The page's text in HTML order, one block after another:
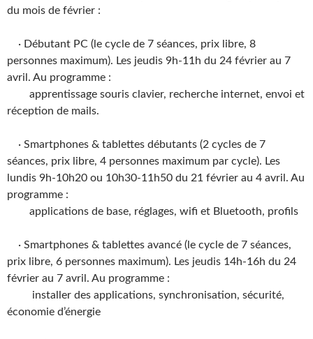
du mois de février :
· Débutant PC (le cycle de 7 séances, prix libre, 8
personnes maximum). Les jeudis 9h-11h du 24 février au 7
avril. Au programme :
apprentissage souris clavier, recherche internet, envoi et
réception de mails.
· Smartphones & tablettes débutants (2 cycles de 7
séances, prix libre, 4 personnes maximum par cycle). Les
lundis 9h-10h20 ou 10h30-11h50 du 21 février au 4 avril. Au
programme :
applications de base, réglages, wifi et Bluetooth, profils
· Smartphones & tablettes avancé (le cycle de 7 séances,
prix libre, 6 personnes maximum). Les jeudis 14h-16h du 24
février au 7 avril. Au programme :
installer des applications, synchronisation, sécurité,
économie d’énergie